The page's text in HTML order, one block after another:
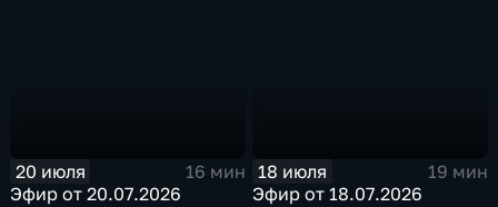
20 июля
16 мин
Эфир от 20.07.2026
18 июля
19 мин
Эфир от 18.07.2026